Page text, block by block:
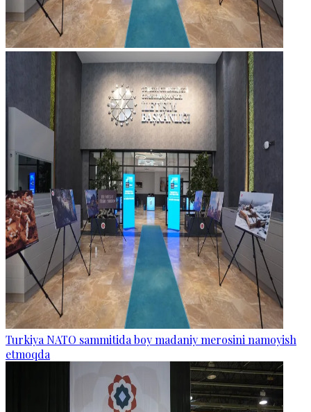
Turkiya NATO sammitida boy madaniy merosini namoyish
etmoqda